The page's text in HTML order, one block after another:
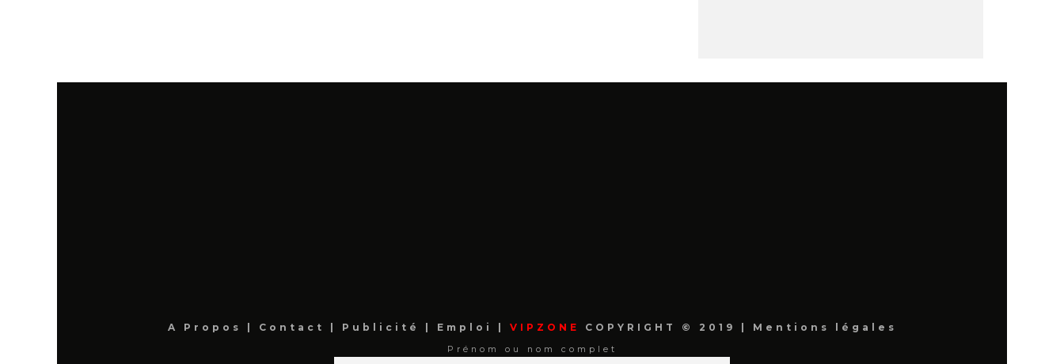
A Propos Contact Publicité Emploi VIPZONE COPYRIGHT © 2019 | Mentions légales
Prénom ou nom complet